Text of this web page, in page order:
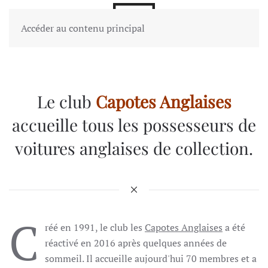
Accéder au contenu principal
Le club Capotes Anglaises
accueille tous les possesseurs de
voitures anglaises de collection.
C réé en 1991, le club les Capotes Anglaises a été
réactivé en 2016 après quelques années de
sommeil. Il accueille aujourd'hui 70 membres et a